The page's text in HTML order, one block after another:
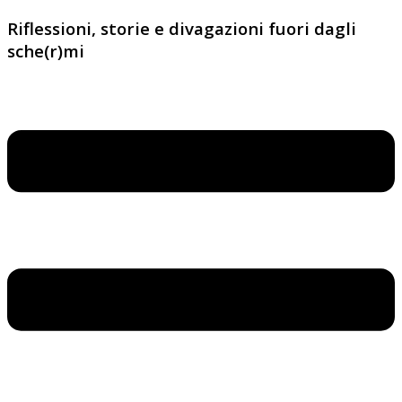
Riflessioni, storie e divagazioni fuori dagli
sche(r)mi